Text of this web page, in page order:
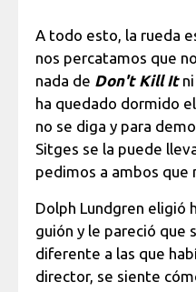
A todo esto, la rueda
nos percatamos que
nada de Don't Kill Itni
ha quedado dormido
no se diga y para
Sitges se la puede
pedimos a ambos que
Dolph Lundgren eligió
guión y le pareció que
diferente a las que
director, se siente